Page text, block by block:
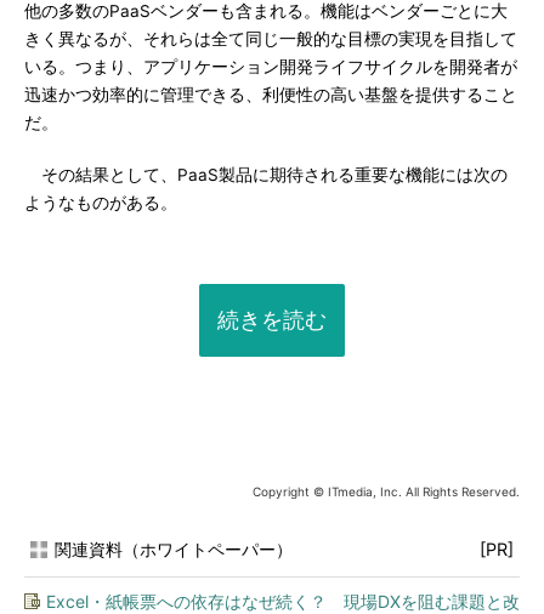
他の多数のPaaSベンダーも含まれる。機能はベンダーごとに大
きく異なるが、それらは全て同じ一般的な目標の実現を目指して
いる。つまり、アプリケーション開発ライフサイクルを開発者が
迅速かつ効率的に管理できる、利便性の高い基盤を提供すること
だ。
その結果として、PaaS製品に期待される重要な機能には次の
ようなものがある。
続きを読む
Copyright © ITmedia, Inc. All Rights Reserved.
関連資料（ホワイトペーパー） [PR]
Excel・紙帳票への依存はなぜ続く？ 現場DXを阻む課題と改